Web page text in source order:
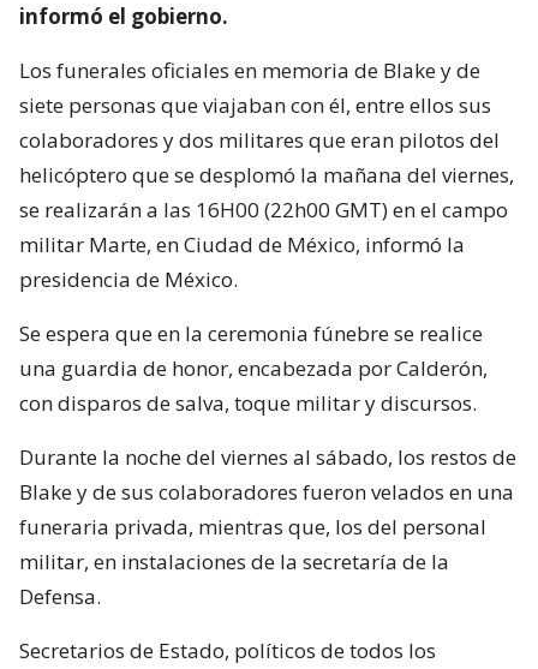
informó el gobierno.
Los funerales oficiales en memoria de Blake y de
siete personas que viajaban con él, entre ellos sus
colaboradores y dos militares que eran pilotos del
helicóptero que se desplomó la mañana del viernes,
se realizarán a las 16H00 (22h00 GMT) en el campo
militar Marte, en Ciudad de México, informó la
presidencia de México.
Se espera que en la ceremonia fúnebre se realice
una guardia de honor, encabezada por Calderón,
con disparos de salva, toque militar y discursos.
Durante la noche del viernes al sábado, los restos de
Blake y de sus colaboradores fueron velados en una
funeraria privada, mientras que, los del personal
militar, en instalaciones de la secretaría de la
Defensa.
Secretarios de Estado, políticos de todos los